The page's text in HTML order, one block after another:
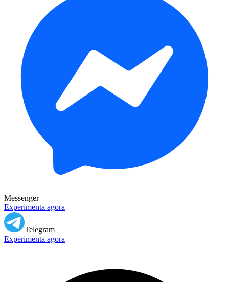
Messenger
Experimenta agora
Telegram
Experimenta agora